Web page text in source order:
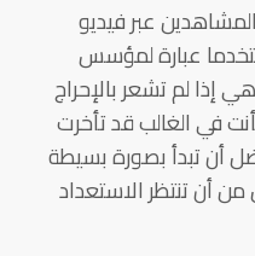
عبر فيديو
عبارة لمؤسس
إذا لم تشعر بالإحراج
في الغالب قد تأخرت
أن تبدأ بصورة بسيطة
أن تنتظر الاستعداد